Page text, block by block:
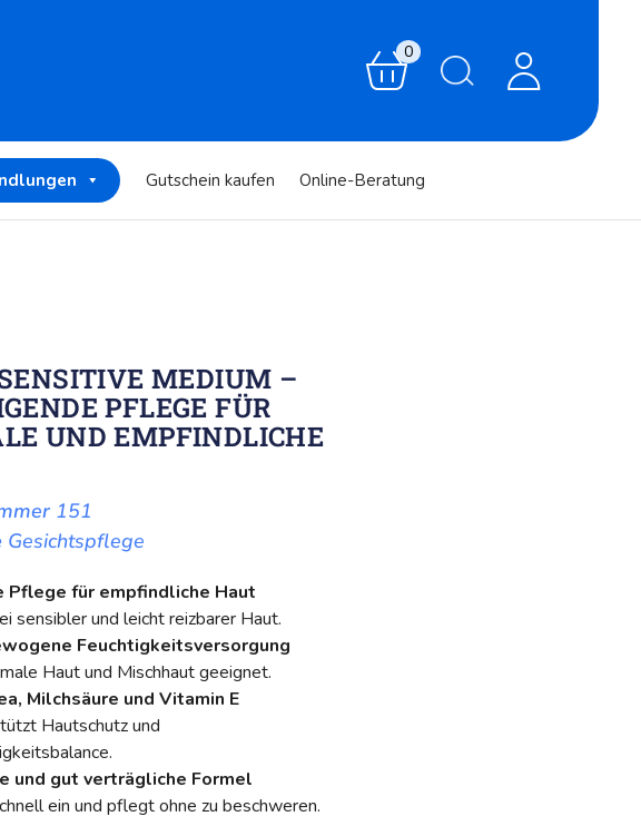
0
Gutschein kaufen Online-Beratung
MEDIUM –
PFLEGE FÜR
UND EMPFINDLICHE
151
Gesichtspflege
Pflege für empfindliche Haut
sensibler und leicht reizbarer Haut.
Feuchtigkeitsversorgung
Haut und Mischhaut geeignet.
Milchsäure und Vitamin E
Hautschutz und
und gut verträgliche Formel
ein und pflegt ohne zu beschweren.